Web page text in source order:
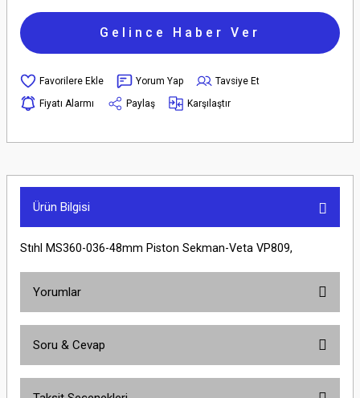
Gelince Haber Ver
Yorum Yap
Tavsiye Et
Fiyatı Alarmı
Paylaş Karşılaştır
Ürün Bilgisi
Stıhl MS360-036-48mm Piston Sekman-Veta VP809,
Yorumlar
Soru & Cevap